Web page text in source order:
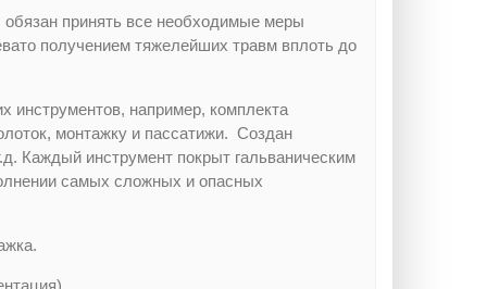
принять все необходимые меры
получением тяжелейших травм вплоть до
инструментов, например, комплекта
монтажку и пассатижи. Создан
Каждый инструмент покрыт гальваническим
самых сложных и опасных